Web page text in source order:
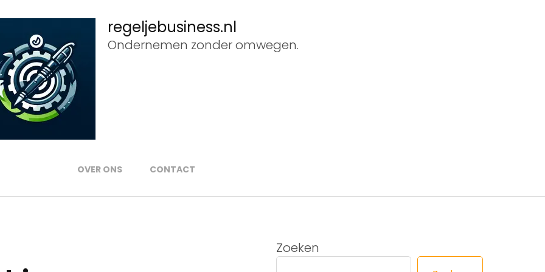
regeljebusiness.nl
Ondernemen zonder omwegen.
OVER ONS CONTACT
Zoeken